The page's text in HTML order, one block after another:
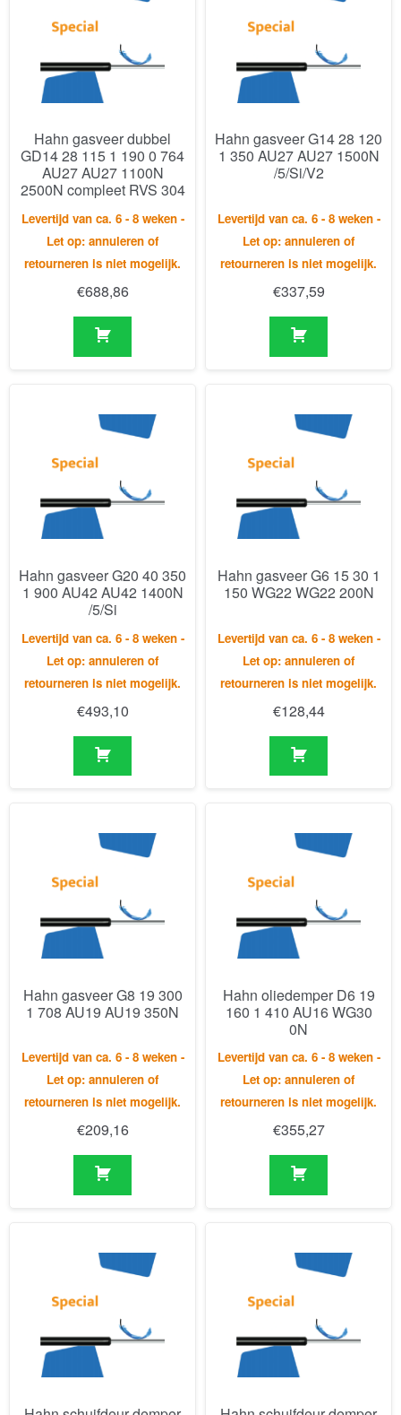
Hahn gasveer dubbel
GD14 28 115 1 190 0 764
AU27 AU27 1100N
2500N compleet RVS 304
Levertijd van ca. 6 - 8 weken -
Let op: annuleren of
retourneren is niet mogelijk.
688,86
Hahn gasveer G14 28 120
1 350 AU27 AU27 1500N
/5/Si/V2
Levertijd van ca. 6 - 8 weken -
Let op: annuleren of
retourneren is niet mogelijk.
Hahn gasveer G20 40 350
1 900 AU42 AU42 1400N
/5/Si
Let op: annuleren of
retourneren is niet mogelijk.
Hahn gasveer G6 15 30 1
150 WG22 WG22 200N
Let op: annuleren of
retourneren is niet mogelijk.
Hahn gasveer G8 19 300
1 708 AU19 AU19 350N
Let op: annuleren of
retourneren is niet mogelijk.
Hahn oliedemper D6 19
160 1 410 AU16 WG30
0N
Let op: annuleren of
retourneren is niet mogelijk.
355,27
Hahn schuifdeur demper
SDD 4 12 73 286 318 tot
80kg
Let op: annuleren of
Hahn schuifdeur demper
SDD 6 19 420 452 tot
200kg
Let op: annuleren of